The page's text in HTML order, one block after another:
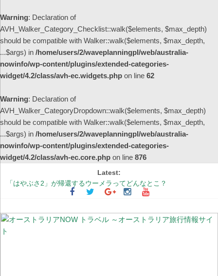
Warning: Declaration of
AVH_Walker_Category_Checklist::walk($elements, $max_depth)
should be compatible with Walker::walk($elements, $max_depth,
...$args) in /home/users/2/waveplanningpl/web/australia-
nowinfo/wp-content/plugins/extended-categories-
widget/4.2/class/avh-ec.widgets.php on line 62
Warning: Declaration of
AVH_Walker_CategoryDropdown::walk($elements, $max_depth)
should be compatible with Walker::walk($elements, $max_depth,
...$args) in /home/users/2/waveplanningpl/web/australia-
nowinfo/wp-content/plugins/extended-categories-
widget/4.2/class/avh-ec.core.php on line 876
Latest:
「はやぶさ2」が帰還するウーメラってどんなとこ？
シドニーの街中が幻想的な紫色に染まる季節 ～ジャカランダ物語
オーストラリアの非接触型買い物事情 ～レジでの会計不要！完全